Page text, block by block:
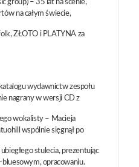
group) – 35 lat na scenie,
na całym świecie,
ZŁOTO i PLATYNA za
wydawnictw zespołu
nagrany w wersji CD z
wokalisty – Macieja
wspólnie sięgnął po
stulecia, prezentując
opracowaniu.